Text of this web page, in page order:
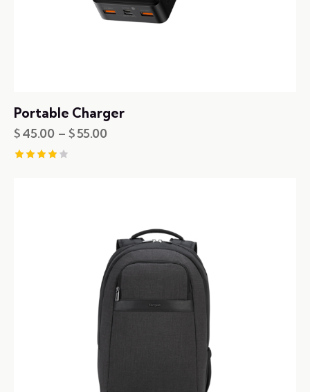
Portable Charger
$45.00 – $55.00